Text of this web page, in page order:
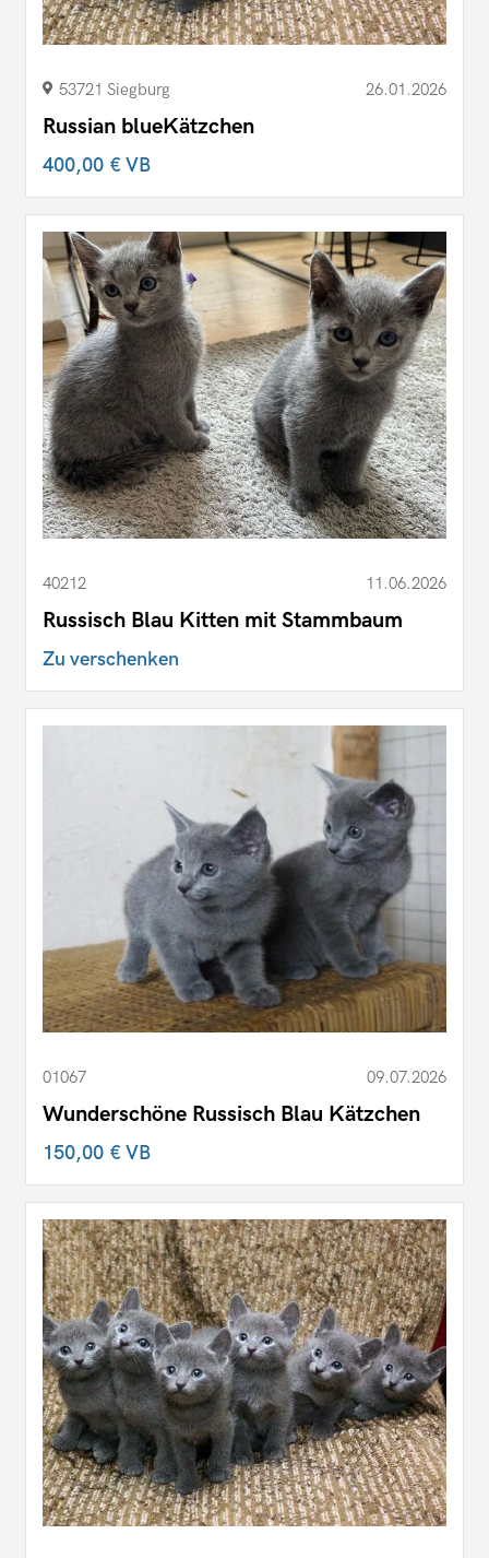
53721 Siegburg 26.01.2026
Russian blueKätzchen
400,00 €VB
40212 11.06.2026
Russisch Blau Kitten mit Stammbaum
Zu verschenken
01067 09.07.2026
Wunderschöne Russisch Blau Kätzchen
150,00 €VB